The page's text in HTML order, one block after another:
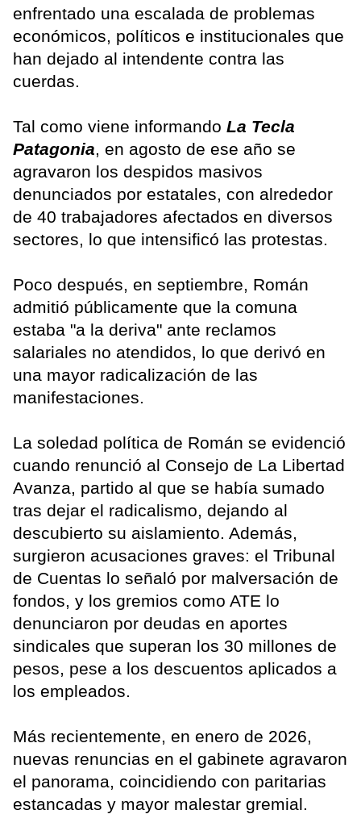
enfrentado una escalada de problemas
económicos, políticos e institucionales que
han dejado al intendente contra las
cuerdas.
Tal como viene informando La Tecla
Patagonia, en agosto de ese año se
agravaron los despidos masivos
denunciados por estatales, con alrededor
de 40 trabajadores afectados en diversos
sectores, lo que intensificó las protestas.
Poco después, en septiembre, Román
admitió públicamente que la comuna
estaba "a la deriva" ante reclamos
salariales no atendidos, lo que derivó en
una mayor radicalización de las
manifestaciones.
La soledad política de Román se evidenció
cuando renunció al Consejo de La Libertad
Avanza, partido al que se había sumado
tras dejar el radicalismo, dejando al
descubierto su aislamiento. Además,
surgieron acusaciones graves: el Tribunal
de Cuentas lo señaló por malversación de
fondos, y los gremios como ATE lo
denunciaron por deudas en aportes
sindicales que superan los 30 millones de
pesos, pese a los descuentos aplicados a
los empleados.
Más recientemente, en enero de 2026,
nuevas renuncias en el gabinete agravaron
el panorama, coincidiendo con paritarias
estancadas y mayor malestar gremial.